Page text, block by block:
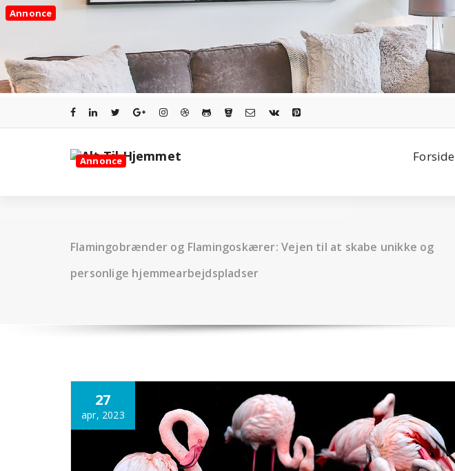
Videre
tilAnnonce
Annonce Forside
Flamingobrænder og Flamingoskærer: Vejen til at skabe unikke og
personlige hjemmearbejdspladser
27
apr, 2023
Annonce